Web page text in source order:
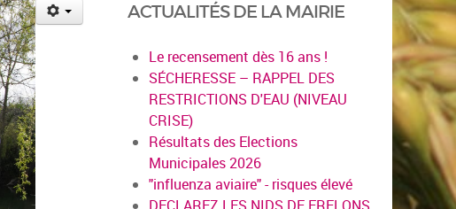
ACTUALITÉS DE LA MAIRIE
Le recensement dès 16 ans !
SÉCHERESSE – RAPPEL DES
RESTRICTIONS D'EAU (NIVEAU
CRISE)
Résultats des Elections
Municipales 2026
"influenza aviaire" - risques élevé